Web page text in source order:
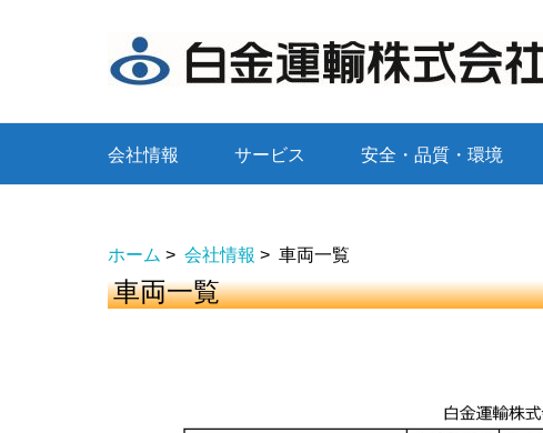
会社情報 サービス 安全・品質・環境
ホーム > 会社情報 > 車両一覧
車両一覧